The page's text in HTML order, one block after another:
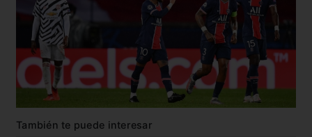
También te puede interesar